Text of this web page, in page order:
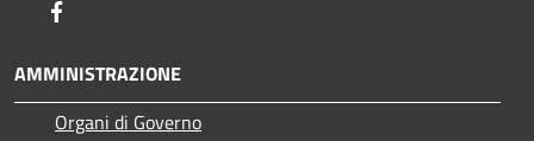
AMMINISTRAZIONE
Organi di Governo